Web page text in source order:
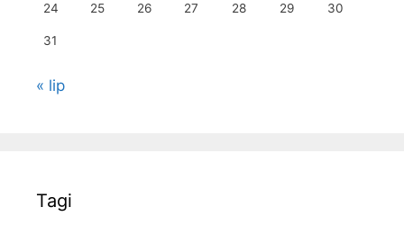
24 25 26 27 28 29 30
31
« lip
Tagi